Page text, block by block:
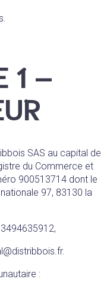
1 –
SAS au capital de
du Commerce et
900513714 dont le
97, 83130 la
: